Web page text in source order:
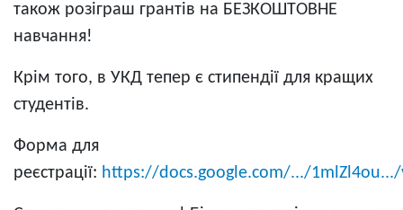
також розіграш грантів на БЕЗКОШТОВНЕ
навчання!
Крім того, в УКД тепер є стипендії для кращих
студентів.
Форма для
реєстрації: https://docs.google.com/.../